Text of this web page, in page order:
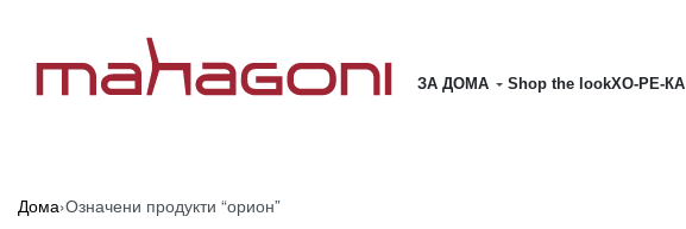
ЗА ДОМА Shop the lookХО-РЕ-КА
Дома›Означени продукти “орион”